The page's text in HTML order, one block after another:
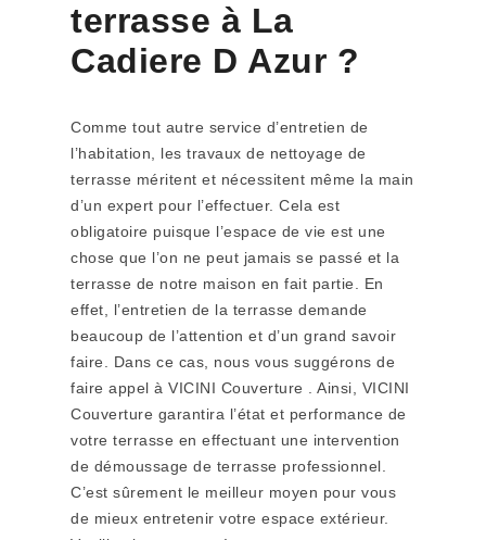
terrasse à La
Cadiere D Azur ?
Comme tout autre service d’entretien de
l’habitation, les travaux de nettoyage de
terrasse méritent et nécessitent même la main
d’un expert pour l’effectuer. Cela est
obligatoire puisque l’espace de vie est une
chose que l’on ne peut jamais se passé et la
terrasse de notre maison en fait partie. En
effet, l’entretien de la terrasse demande
beaucoup de l’attention et d’un grand savoir
faire. Dans ce cas, nous vous suggérons de
faire appel à VICINI Couverture . Ainsi, VICINI
Couverture garantira l’état et performance de
votre terrasse en effectuant une intervention
de démoussage de terrasse professionnel.
C’est sûrement le meilleur moyen pour vous
de mieux entretenir votre espace extérieur.